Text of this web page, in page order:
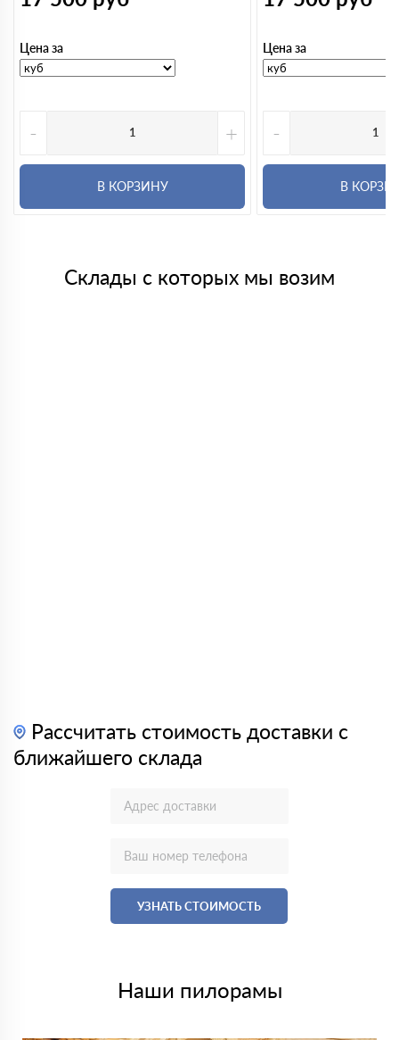
Цена за
- +
В КОРЗИНУ
Цена за
-
В
Склады с которых мы возим
Рассчитать стоимость доставки с
ближайшего склада
УЗНАТЬ СТОИМОСТЬ
Наши пилорамы